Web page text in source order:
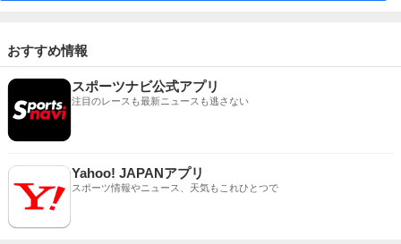
おすすめ情報
スポーツナビ公式アプリ
注目のレースも最新ニュースも逃さない
Yahoo! JAPANアプリ
スポーツ情報やニュース、天気もこれひとつで